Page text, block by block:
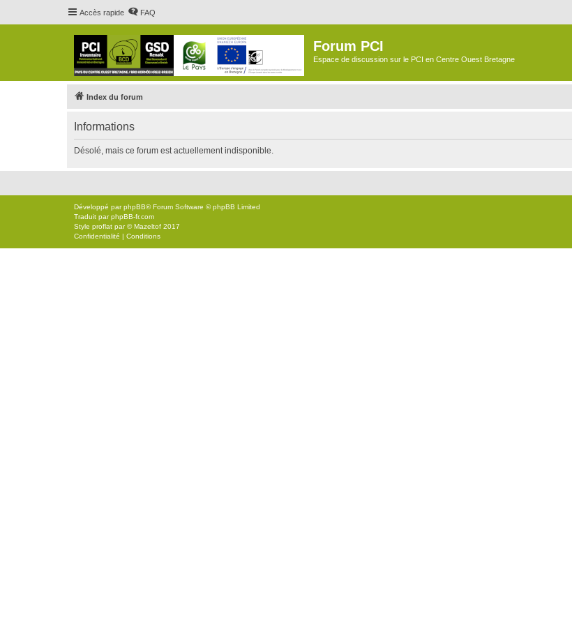
Accès rapide FAQ
Forum PCI
Espace de discussion sur le PCI en Centre Ouest Bretagne
Index du forum
Informations
Désolé, mais ce forum est actuellement indisponible.
Développé parphpBB® Forum Software © phpBB Limited
Traduit parphpBB-fr.com
Style proflat par ©Mazeltof 2017
Confidentialité | Conditions